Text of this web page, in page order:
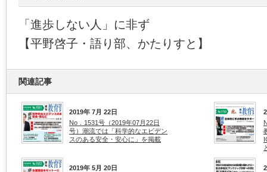
「進歩しない人」に非ず
【平野啓子・語り部、かたりすと】
関連記事
2019年 7月 22日
No．1531号（2019年07月22日
号）潮流では「科学的なエビデン
スのある安全・安心に」を掲載
2019年 5月 20日